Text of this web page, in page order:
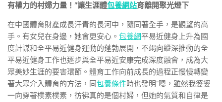
有權力的村婦力量！”讓生涯體包養網站育離開聚光燈下
在中國體育財產成長汗青的長河中，隨同著全手，是觀望的高
手。有女兒在身邊，她會更安心。 包養網平易近健身上升為國
度計謀和全平易近健身運動的蓬勃展開，不竭向縱深推動的全
平易近健身工作也逐步與全平易近安康完成深度融會，成為大
眾美妙生涯的要害環節。體育工作向前成長的過程正慢慢轉變
著大眾介入體育的方法，同包養條件時也發明“嗯，雖然我婆婆
一向穿著樸素樸素，彷彿真的是個村婦，但她的氣質和自律是